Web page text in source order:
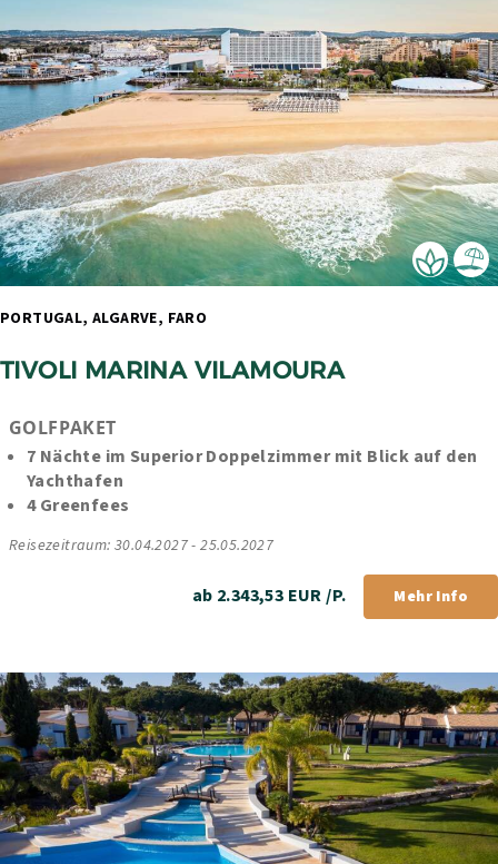
TIVOLI MARINA VILAMOURA
GOLFPAKET
7 Nächte im Superior Doppelzimmer mit Blick auf den
Yachthafen
4 Greenfees
Reisezeitraum: 30.04.2027 - 25.05.2027
ab 2.343,53 EUR /P. Mehr Info